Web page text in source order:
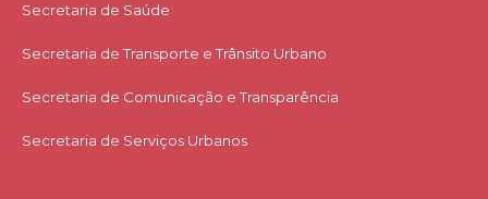
Secretaria de Saúde
Secretaria de Transporte e Trânsito Urbano
Secretaria de Comunicação e Transparência
Secretaria de Serviços Urbanos